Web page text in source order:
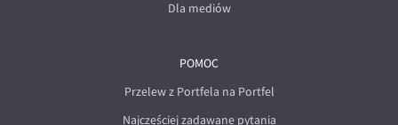
Dla mediów
POMOC
Przelew z Portfela na Portfel
Najczęściej zadawane pytania